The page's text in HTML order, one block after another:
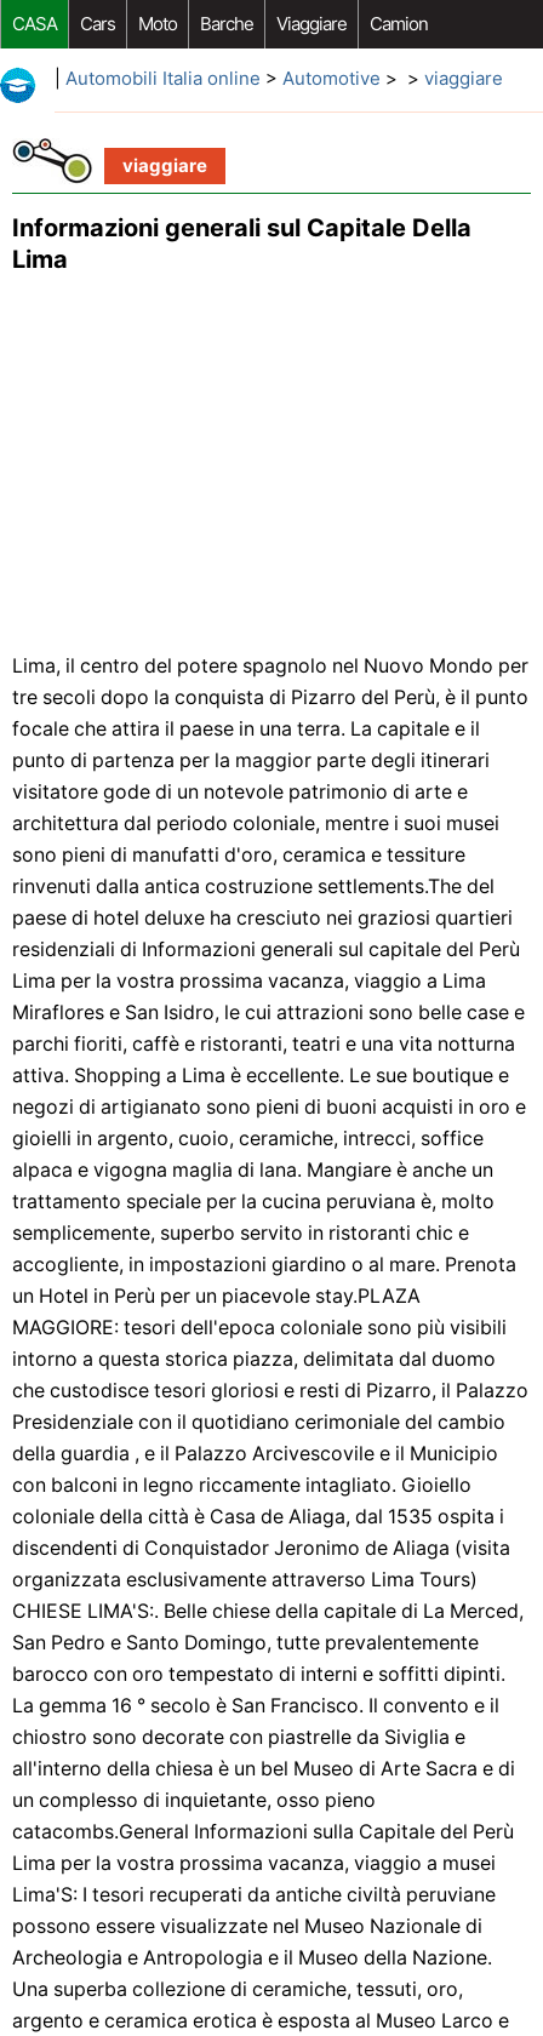
CASA Cars Moto Barche Viaggiare Camion
Riparazione Auto Acquisto Auto Car Opzioni Aftermarket
Automobili Italia online > Automotive > > viaggiare
viaggiare
Informazioni generali sul Capitale Della
Lima
Lima, il centro del potere spagnolo nel Nuovo Mondo per
tre secoli dopo la conquista di Pizarro del Perù, è il punto
focale che attira il paese in una terra. La capitale e il
punto di partenza per la maggior parte degli itinerari
visitatore gode di un notevole patrimonio di arte e
architettura dal periodo coloniale, mentre i suoi musei
sono pieni di manufatti d'oro, ceramica e tessiture
rinvenuti dalla antica costruzione settlements.The del
paese di hotel deluxe ha cresciuto nei graziosi quartieri
residenziali di Informazioni generali sul capitale del Perù
Lima per la vostra prossima vacanza, viaggio a Lima
Miraflores e San Isidro, le cui attrazioni sono belle case e
parchi fioriti, caffè e ristoranti, teatri e una vita notturna
attiva. Shopping a Lima è eccellente. Le sue boutique e
negozi di artigianato sono pieni di buoni acquisti in oro e
gioielli in argento, cuoio, ceramiche, intrecci, soffice
alpaca e vigogna maglia di lana. Mangiare è anche un
trattamento speciale per la cucina peruviana è, molto
semplicemente, superbo servito in ristoranti chic e
accogliente, in impostazioni giardino o al mare. Prenota
un Hotel in Perù per un piacevole stay.PLAZA
MAGGIORE: tesori dell'epoca coloniale sono più visibili
intorno a questa storica piazza, delimitata dal duomo
che custodisce tesori gloriosi e resti di Pizarro, il Palazzo
Presidenziale con il quotidiano cerimoniale del cambio
della guardia , e il Palazzo Arcivescovile e il Municipio
con balconi in legno riccamente intagliato. Gioiello
coloniale della città è Casa de Aliaga, dal 1535 ospita i
discendenti di Conquistador Jeronimo de Aliaga (visita
organizzata esclusivamente attraverso Lima Tours)
CHIESE LIMA'S:. Belle chiese della capitale di La Merced,
San Pedro e Santo Domingo, tutte prevalentemente
barocco con oro tempestato di interni e soffitti dipinti.
La gemma 16 ° secolo è San Francisco. Il convento e il
chiostro sono decorate con piastrelle da Siviglia e
all'interno della chiesa è un bel Museo di Arte Sacra e di
un complesso di inquietante, osso pieno
catacombs.General Informazioni sulla Capitale del Perù
Lima per la vostra prossima vacanza, viaggio a musei
Lima'S: I tesori recuperati da antiche civiltà peruviane
possono essere visualizzate nel Museo Nazionale di
Archeologia e Antropologia e il Museo della Nazione.
Una superba collezione di ceramiche, tessuti, oro,
argento e ceramica erotica è esposta al Museo Larco e